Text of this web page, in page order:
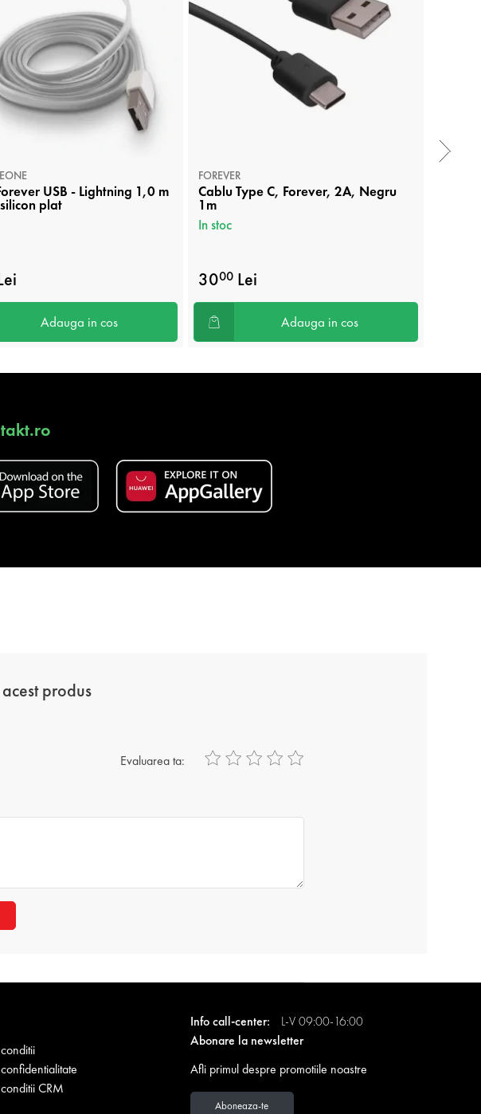
USB - Lightning 1,0 m
plat
Adauga in cos
FOREVER
Cablu Type C, Forever, 2A, Negru
1m
In stoc
3000 Lei
Adauga in cos
produs
Evaluarea ta:
CRM
Info call-center:
L-V 09:00-16:00
Abonare la newsletter
Afli primul despre promotiile noastre
Aboneaza-te